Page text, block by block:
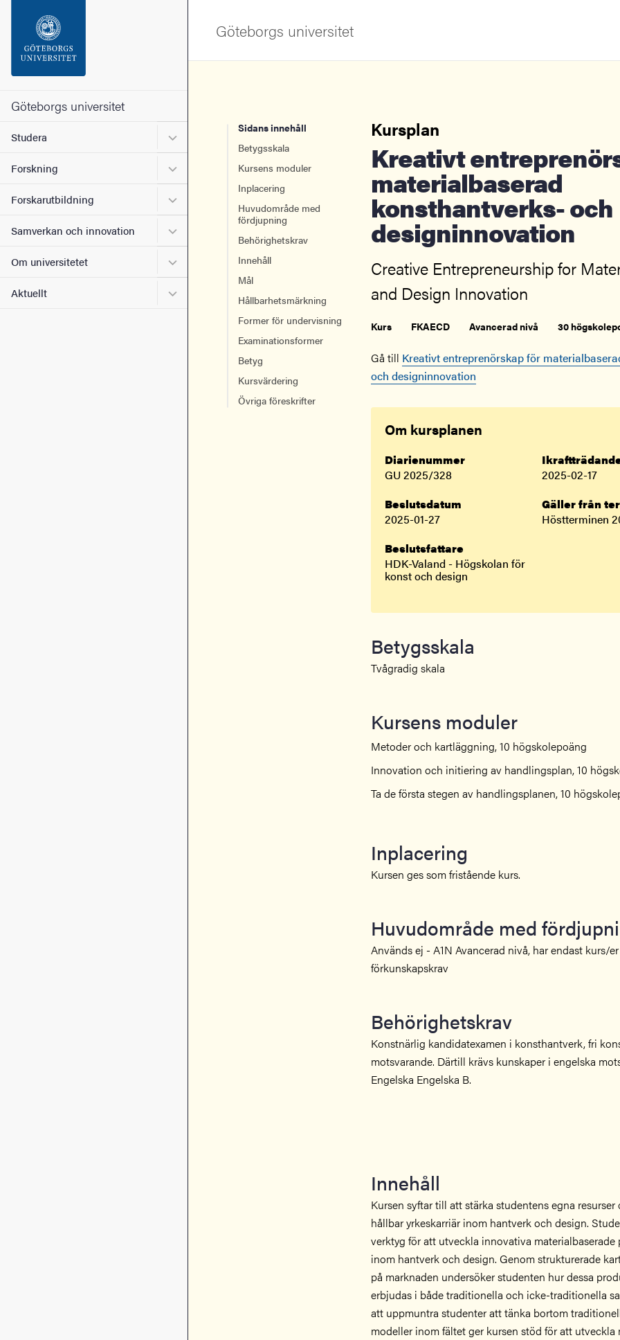
Sidfoten
Om webbplatsen
Göteborgs universitet
Studera Undermeny för Studera
Forskning Undermeny för Forskning
Forskarutbildning Undermeny för Forskarutbildning
Samverkan och innovation Undermeny för Samverkan och innovation
Om universitetet Undermeny för Om universitetet
Aktuellt Undermeny för Aktuellt
Göteborgs universitet
Sidans innehåll
Betygsskala
Kursens moduler
Inplacering
Huvudområde med
fördjupning
Behörighetskrav
Innehåll
Mål
Hållbarhetsmärkning
Former för undervisning
Examinationsformer
Betyg
Kursvärdering
Övriga föreskrifter
Kursplan
Kreativt entreprenörskap för
materialbaserad
konsthantverks- och
designinnovation
Creative Entrepreneurship for
and Design Innovation
Kurs FKAECD Avancerad nivå 30
Gå till Kreativt entreprenörskap för
och designinnovation
Om kursplanen
Diarienummer
GU 2025/328
2025-02-17
Beslutsdatum
2025-01-27
Gäller från
Höstterminen
Beslutsfattare
HDK-Valand - Högskolan för
konst och design
Betygsskala
Tvågradig skala
Kursens moduler
Metoder och kartläggning, 10 högskolepoäng
Innovation och initiering av handlingsplan, 10
Ta de första stegen av handlingsplanen, 10
Inplacering
Kursen ges som fristående kurs.
Huvudområde med
Används ej - A1N Avancerad nivå, har endast kurs/
förkunskapskrav
Behörighetskrav
Konstnärlig kandidatexamen i konsthantverk, fri
motsvarande. Därtill krävs kunskaper i engelska
Engelska Engelska B.
Innehåll
Kursen syftar till att stärka studentens egna
hållbar yrkeskarriär inom hantverk och design.
verktyg för att utveckla innovativa
inom hantverk och design. Genom strukturerade
på marknaden undersöker studenten hur dessa
erbjudas i både traditionella och icke-traditionella
att uppmuntra studenter att tänka bortom
modeller inom fältet ger kursen stöd för att utveckla